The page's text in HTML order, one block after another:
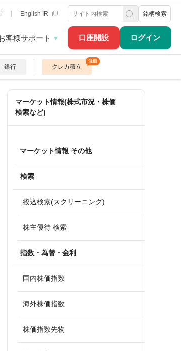
口座開設 ログイン
English IR 銘柄検索
客様サポート
銀行 クレカ積立
マーケット情報(株式市況・株価
検索など)
マーケット情報 その他
検索
絞込検索(スクリーニング)
株主優待 検索
指数・為替・金利
国内株価指数
海外株価指数
株価指数先物